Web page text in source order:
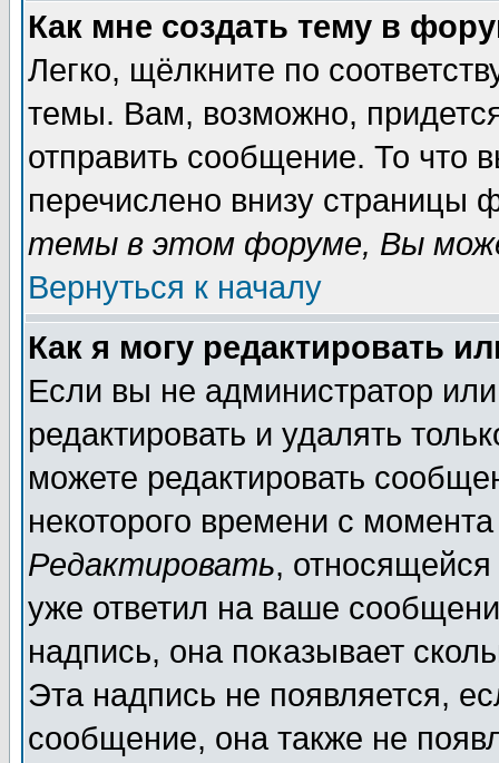
Как мне создать тему в
Легко, щёлкните по
темы. Вам, возможно,
отправить сообщение. То что
перечислено внизу страницы
темы в этом форуме, Вы
Вернуться к началу
Как я могу редактировать
Если вы не администратор
редактировать и удалять
можете редактировать
некоторого времени с
Редактировать,
уже ответил на ваше
надпись, она показывает
Эта надпись не появляется,
сообщение, она также не